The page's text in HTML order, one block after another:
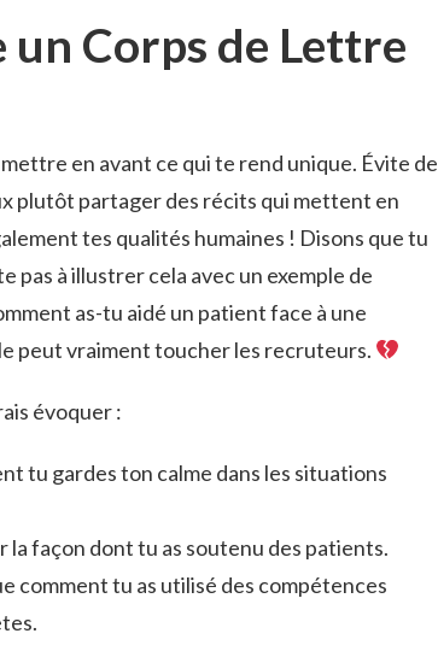
un Corps de Lettre
en avant ce qui te rend unique. Évite de
plutôt partager des récits qui mettent en
tes qualités humaines ! Disons que tu
pas à illustrer cela avec un exemple de
as-tu aidé un patient face à une
peut vraiment toucher les recruteurs.
évoquer :
tu gardes ton calme dans les situations
la façon dont tu as soutenu des patients.
comment tu as utilisé des compétences